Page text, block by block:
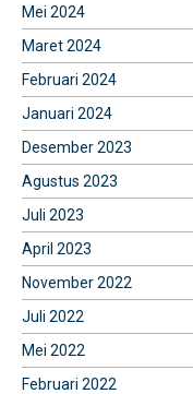
Mei 2024
Maret 2024
Februari 2024
Januari 2024
Desember 2023
Agustus 2023
Juli 2023
April 2023
November 2022
Juli 2022
Mei 2022
Februari 2022